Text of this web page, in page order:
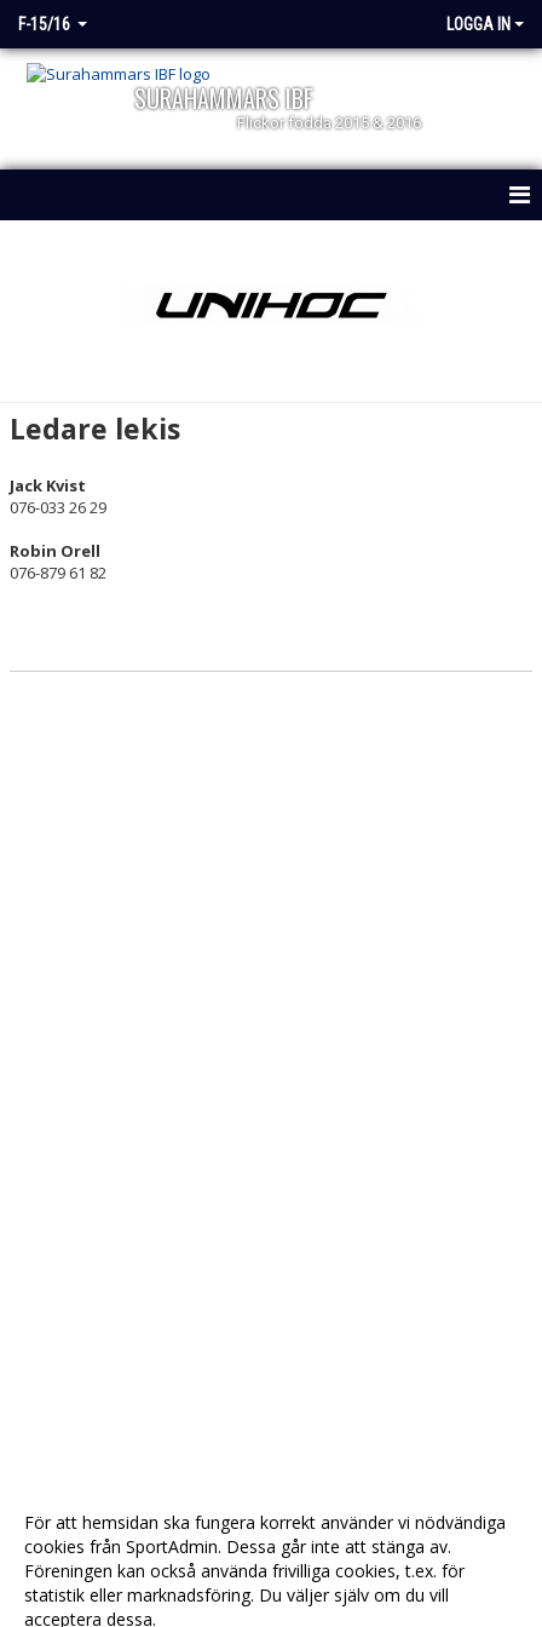
F-15/16 LOGGA IN
SURAHAMMARS IBF
Flickor födda 2015 & 2016
DOKUMENT
BILDGALLERI
Ledare lekis
Jack Kvist
076-033 26 29
Robin Orell
076-879 61 82
För att hemsidan ska fungera korrekt använder vi nödvändiga
cookies från SportAdmin. Dessa går inte att stänga av.
Föreningen kan också använda frivilliga cookies, t.ex. för
statistik eller marknadsföring. Du väljer själv om du vill
acceptera dessa.